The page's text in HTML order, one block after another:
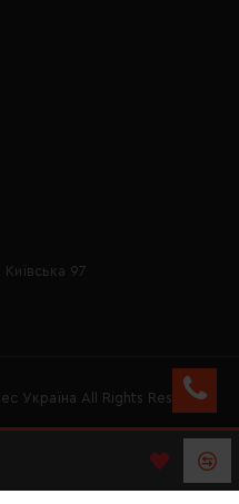
97
Україна All Rights Reserved